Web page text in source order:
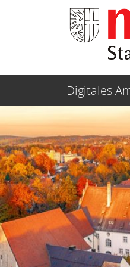
Weiter zur Navigation
Digitales